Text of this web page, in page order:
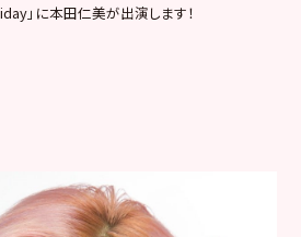
」に本田仁美が出演します！